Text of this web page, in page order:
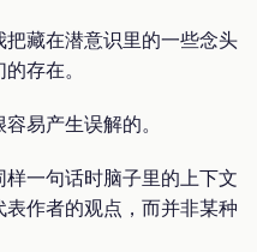
藏在潜意识里的一些念头
存在。
易产生误解的。
一句话时脑子里的上下文
作者的观点，而并非某种